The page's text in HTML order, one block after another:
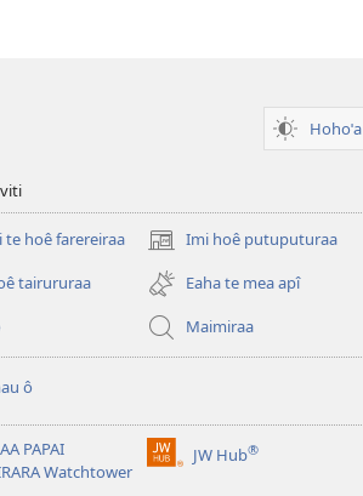
Hohoˈa
te hoê farereiraa Imi hoê putuputuraa
(opens
new
window)
tairururaa
Eaha te mea apî
Maimiraa
ô
PAPAI
Watchtower
JW Hub®
(opens